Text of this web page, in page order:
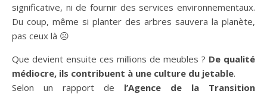
significative, ni de fournir des services environnementaux.
Du coup, même si planter des arbres sauvera la planète,
pas ceux là ☹️
Que devient ensuite ces millions de meubles ? De qualité
médiocre, ils contribuent à une culture du jetable.
Selon un rapport de l’Agence de la Transition